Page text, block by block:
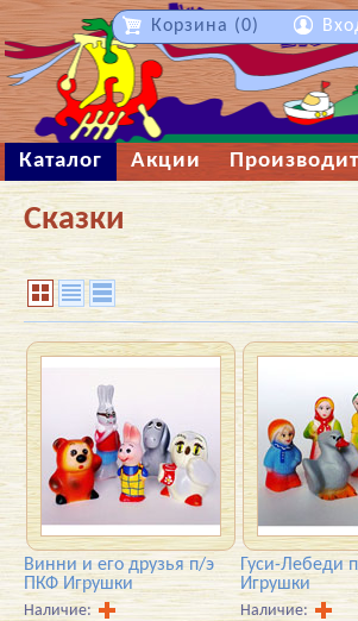
Каталог Акции
Сказки
Винни и его друзья п/э
ПКФ Игрушки
Наличие:
Гуси-Лебеди
Игрушки
Наличие:
Корзина (0)